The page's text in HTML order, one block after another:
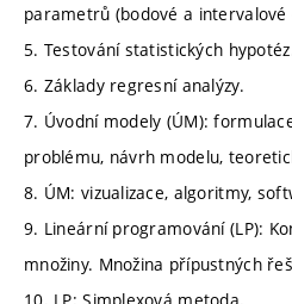
parametrů (bodové a intervalové
5. Testování statistických
6. Základy regresní analýzy.
7. Úvodní modely (ÚM):
problému, návrh modelu,
8. ÚM: vizualizace, algoritmy,
9. Lineární programování (LP):
množiny. Množina přípustných